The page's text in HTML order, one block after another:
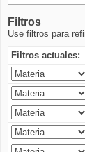
Filtros
Use filtros para
Filtros actuales: